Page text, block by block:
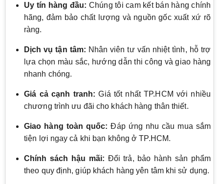
Uy tín hàng đầu: Chúng tôi cam kết bán hàng chính
hãng, đảm bảo chất lượng và nguồn gốc xuất xứ rõ
ràng.
Dịch vụ tận tâm: Nhân viên tư vấn nhiệt tình, hỗ trợ
lựa chọn màu sắc, hướng dẫn thi công và giao hàng
nhanh chóng.
Giá cả cạnh tranh: Giá tốt nhất TP.HCM với nhiều
chương trình ưu đãi cho khách hàng thân thiết.
Giao hàng toàn quốc: Đáp ứng nhu cầu mua sắm
tiện lợi ngay cả khi bạn không ở TP.HCM.
Chính sách hậu mãi: Đổi trả, bảo hành sản phẩm
theo quy định, giúp khách hàng yên tâm khi sử dụng.